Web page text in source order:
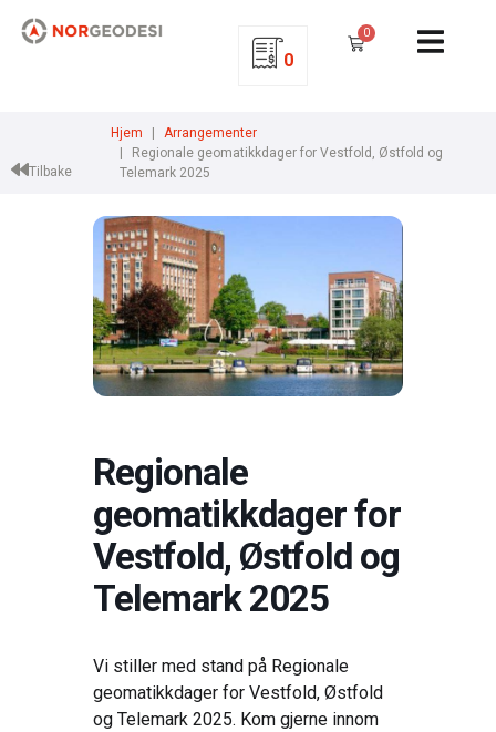
0
0
Tilbake
Hjem
Arrangementer
Regionale geomatikkdager for Vestfold, Østfold og
Telemark 2025
Regionale
geomatikkdager for
Vestfold, Østfold og
Telemark 2025
Vi stiller med stand på Regionale
geomatikkdager for Vestfold, Østfold
og Telemark 2025. Kom gjerne innom